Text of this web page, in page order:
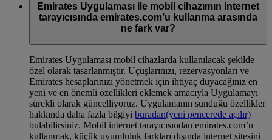
Emirates Uygulaması ile mobil cihazımın internet
tarayıcısında emirates.com’u kullanma arasında
ne fark var?
Emirates Uygulaması mobil cihazlarda kullanılacak şekilde
özel olarak tasarlanmıştır. Uçuşlarınızı, rezervasyonları ve
Emirates hesaplarınızı yönetmek için ihtiyaç duyacağınız en
yeni ve en önemli özellikleri eklemek amacıyla Uygulamayı
sürekli olarak güncelliyoruz. Uygulamanın sunduğu özellikler
hakkında daha fazla bilgiyi buradan(yeni pencerede açılır)
bulabilirsiniz. Mobil internet tarayıcısından emirates.com’u
kullanmak, küçük uyumluluk farkları dışında internet sitesini